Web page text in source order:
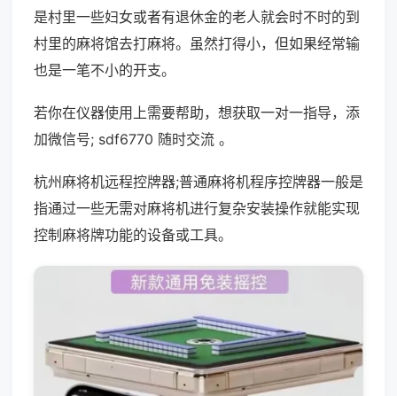
是村里一些妇女或者有退休金的老人就会时不时的到
村里的麻将馆去打麻将。虽然打得小，但如果经常输
也是一笔不小的开支。
若你在仪器使用上需要帮助，想获取一对一指导，添
加微信号; sdf6770 随时交流 。
杭州麻将机远程控牌器;普通麻将机程序控牌器一般是
指通过一些无需对麻将机进行复杂安装操作就能实现
控制麻将牌功能的设备或工具。